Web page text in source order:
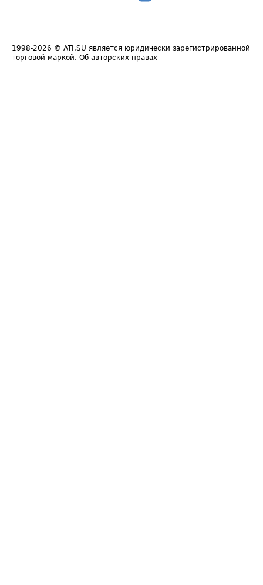
1998-2026 © ATI.SU является юридически зарегистрированной
торговой маркой. Об авторских правах